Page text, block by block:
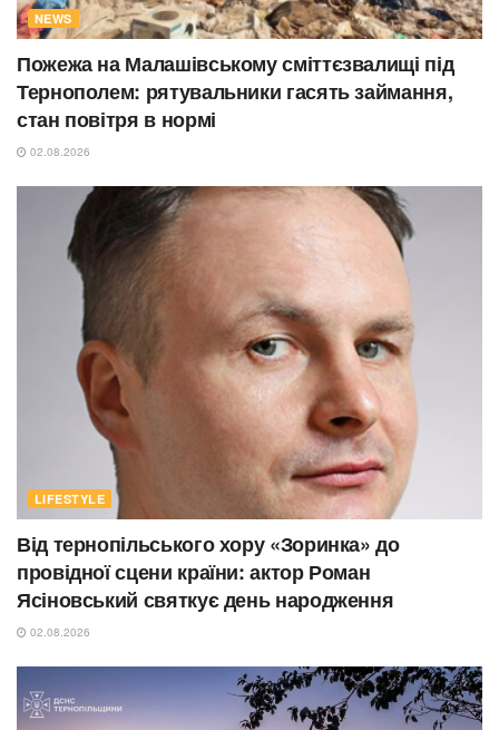
NEWS
Пожежа на Малашівському сміттєзвалищі під
Тернополем: рятувальники гасять займання,
стан повітря в нормі
02.08.2026
LIFESTYLE
Від тернопільського хору «Зоринка» до
провідної сцени країни: актор Роман
Ясіновський святкує день народження
02.08.2026